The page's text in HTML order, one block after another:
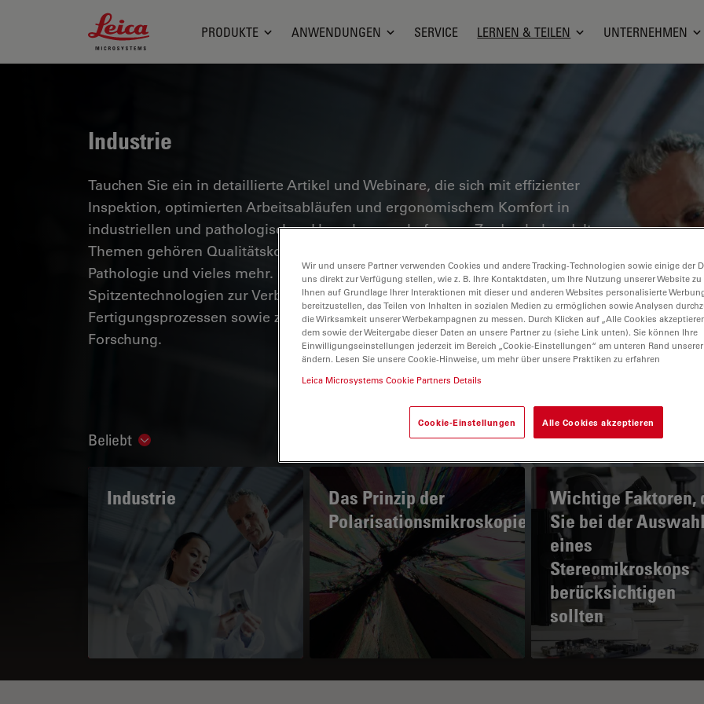
Leica Microsystems Logo
PRODUKTE ANWENDUNGEN SERVICE LERNEN & TEILEN UNTERNEHMEN
Industrie
Tauchen Sie ein in detaillierte Artikel und Webinare, die sich mit effizienter
Inspektion, optimierten Arbeitsabläufen und ergonomischem Komfort in
industriellen und pathologischen Umgebungen befassen. Zu den behandelten
Themen gehören Qualitätskontrolle, Materialanalyse, Mikroskopie in der
Pathologie und vieles mehr. Sie erhalten wertvolle Einblicke in den Einsatz von
Spitzentechnologien zur Verbesserung der Präzision und Effizienz von
Fertigungsprozessen sowie zur präzisen pathologischen Diagnose und
Forschung.
Beliebt Show subnavigation
Industrie
Das Prinzip der
Polarisationsmikroskopie
Wichtige Faktoren,
Sie bei der
eines
Stereomikroskops
berücksichtigen
sollten
Wir und unsere Partner verwenden Cookies und andere Tracking-Technologien sowie einige der
uns direkt zur Verfügung stellen, wie z. B. Ihre Kontaktdaten, um Ihre Nutzung unserer Website zu
Ihnen auf Grundlage Ihrer Interaktionen mit dieser und anderen Websites personalisierte
bereitzustellen, das Teilen von Inhalten in sozialen Medien zu ermöglichen sowie Analysen
die Wirksamkeit unserer Werbekampagnen zu messen. Durch Klicken auf „Alle Cookies
dem sowie der Weitergabe dieser Daten an unsere Partner zu (siehe Link unten). Sie können Ihre
Einwilligungseinstellungen jederzeit im Bereich „Cookie-Einstellungen“ am unteren Rand
ändern. Lesen Sie unsere Cookie-Hinweise, um mehr über unsere Praktiken zu erfahren
Leica Microsystems Cookie Partners Details
Cookie-Einstellungen Alle Cookies akzeptieren